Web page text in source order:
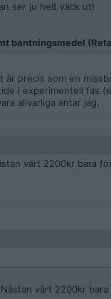
ser ju helt väck ut!
bantningsmedel
precis som en
i experimentell
allvarliga antar jag.
värt 2200kr bara
värt 2200kr